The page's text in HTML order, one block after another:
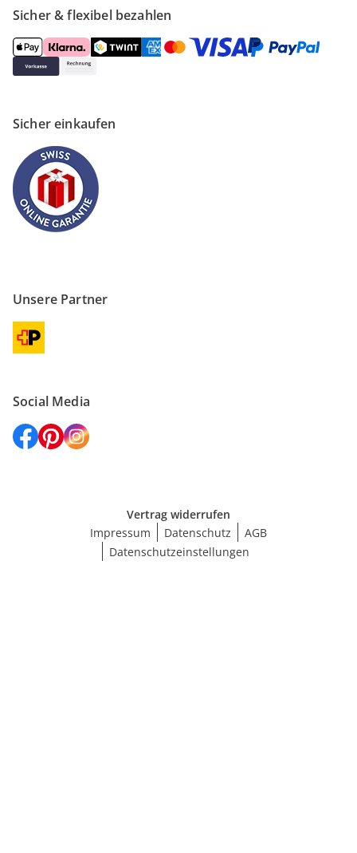
Sicher & flexibel bezahlen
Sicher einkaufen
Unsere Partner
Social Media
Vertrag widerrufen
Impressum
Datenschutz
AGB
Datenschutzeinstellungen